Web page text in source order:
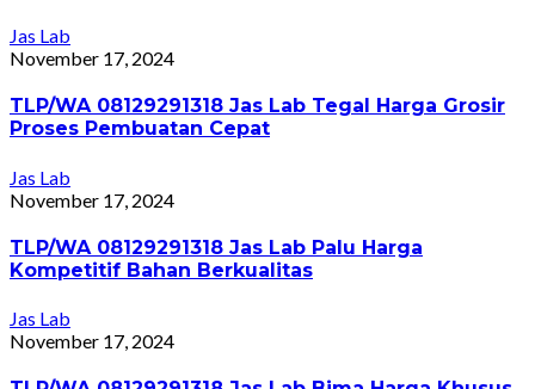
Jas Lab
November 17, 2024
TLP/WA 08129291318 Jas Lab Tegal Harga Grosir
Proses Pembuatan Cepat
Jas Lab
November 17, 2024
TLP/WA 08129291318 Jas Lab Palu Harga
Kompetitif Bahan Berkualitas
Jas Lab
November 17, 2024